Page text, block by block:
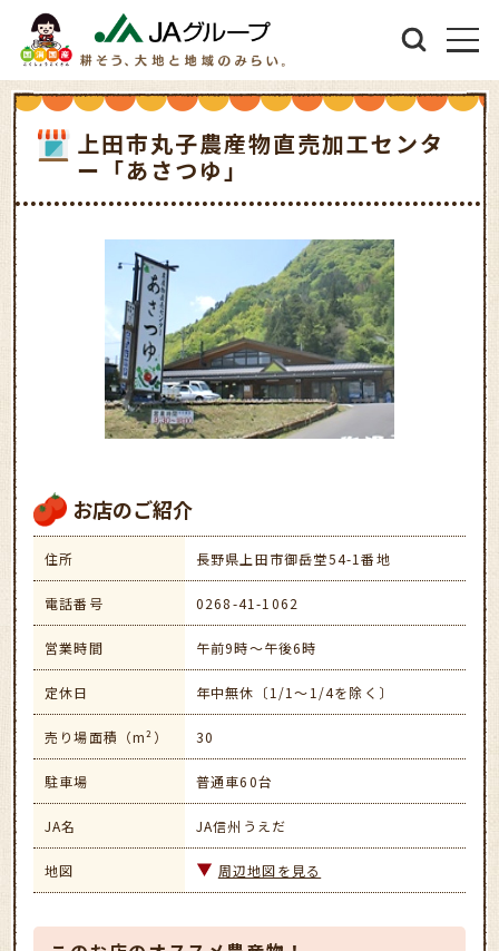
上田市丸子農産物直売加工センタ
ー「あさつゆ」
お店のご紹介
住所 長野県上田市御岳堂54-1番地
電話番号 0268-41-1062
営業時間 午前9時～午後6時
定休日 年中無休〔1/1～1/4を除く〕
売り場面積（m²） 30
駐車場 普通車60台
JA名 JA信州うえだ
地図 周辺地図を見る